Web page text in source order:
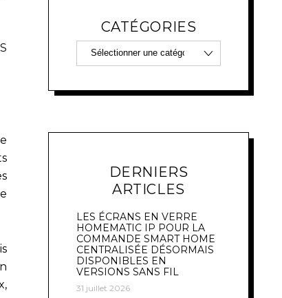
CATÉGORIES
DERNIERS
ARTICLES
LES ÉCRANS EN VERRE
HOMEMATIC IP POUR LA
COMMANDE SMART HOME
CENTRALISÉE DÉSORMAIS
DISPONIBLES EN
VERSIONS SANS FIL
31 juillet 2026